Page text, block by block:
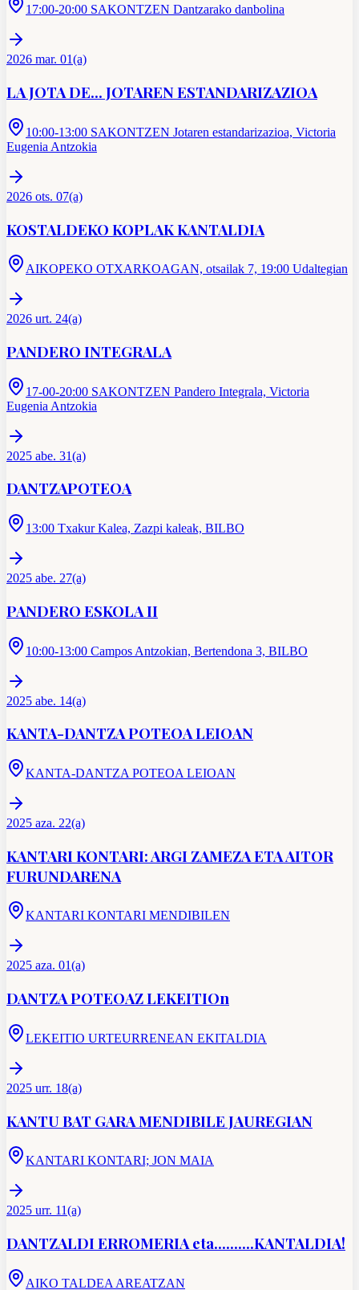
17:00-20:00 SAKONTZEN Dantzarako danbolina
2026 mar. 01(a)
LA JOTA DE... JOTAREN ESTANDARIZAZIOA
10:00-13:00 SAKONTZEN Jotaren estandarizazioa, Victoria
Eugenia Antzokia
2026 ots. 07(a)
KOSTALDEKO KOPLAK KANTALDIA
AIKOPEKO OTXARKOAGAN, otsailak 7, 19:00 Udaltegian
2026 urt. 24(a)
PANDERO INTEGRALA
17-00-20:00 SAKONTZEN Pandero Integrala, Victoria
Eugenia Antzokia
2025 abe. 31(a)
DANTZAPOTEOA
13:00 Txakur Kalea, Zazpi kaleak, BILBO
2025 abe. 27(a)
PANDERO ESKOLA II
10:00-13:00 Campos Antzokian, Bertendona 3, BILBO
2025 abe. 14(a)
KANTA-DANTZA POTEOA LEIOAN
KANTA-DANTZA POTEOA LEIOAN
2025 aza. 22(a)
KANTARI KONTARI: ARGI ZAMEZA ETA AITOR
FURUNDARENA
KANTARI KONTARI MENDIBILEN
2025 aza. 01(a)
DANTZA POTEOAZ LEKEITIOn
LEKEITIO URTEURRENEAN EKITALDIA
2025 urr. 18(a)
KANTU BAT GARA MENDIBILE JAUREGIAN
KANTARI KONTARI; JON MAIA
2025 urr. 11(a)
DANTZALDI ERROMERIA eta..........KANTALDIA!
AIKO TALDEA AREATZAN